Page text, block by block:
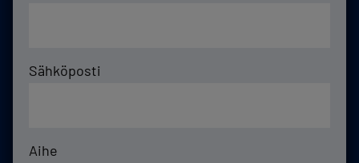
Sähköposti
Aihe